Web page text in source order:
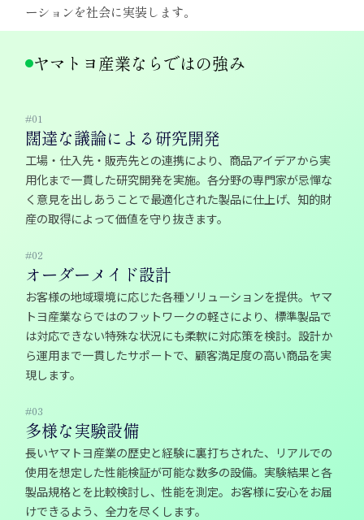
ーションを社会に実装します。
ヤマトヨ産業ならではの強み
#01
闊達な議論による研究開発
工場・仕入先・販売先との連携により、商品アイデアから実
用化まで一貫した研究開発を実施。各分野の専門家が忌憚な
く意見を出しあうことで最適化された製品に仕上げ、知的財
産の取得によって価値を守り抜きます。
#02
オーダーメイド設計
お客様の地域環境に応じた各種ソリューションを提供。ヤマ
トヨ産業ならではのフットワークの軽さにより、標準製品で
は対応できない特殊な状況にも柔軟に対応策を検討。設計か
ら運用まで一貫したサポートで、顧客満足度の高い商品を実
現します。
#03
多様な実験設備
長いヤマトヨ産業の歴史と経験に裏打ちされた、リアルでの
使用を想定した性能検証が可能な数多の設備。実験結果と各
製品規格とを比較検討し、性能を測定。お客様に安心をお届
けできるよう、全力を尽くします。